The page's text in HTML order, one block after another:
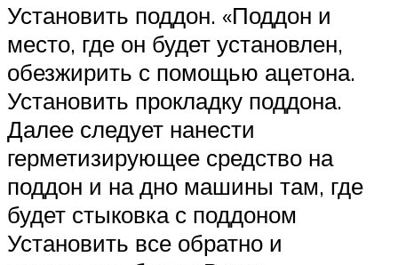
Установить поддон. «Поддон и
место, где он будет установлен,
обезжирить с помощью ацетона.
Установить прокладку поддона.
Далее следует нанести
герметизирующее средство на
поддон и на дно машины там, где
будет стыковка с поддоном
Установить все обратно и